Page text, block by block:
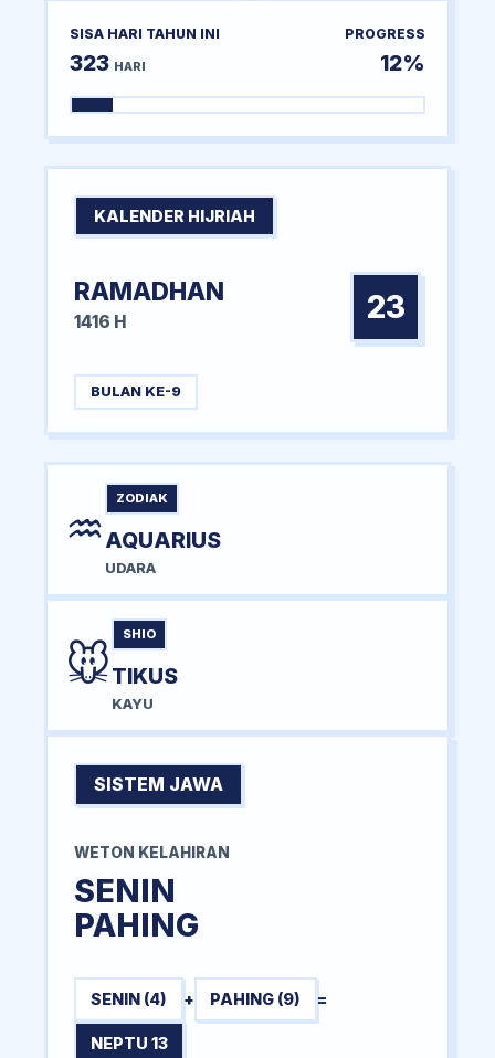
SISA HARI TAHUN INI
323 HARI
PROGRESS
12%
KALENDER HIJRIAH
RAMADHAN
1416 H 23
BULAN KE-9
♒
ZODIAK
AQUARIUS
UDARA
🐭
SHIO
TIKUS
KAYU
SISTEM JAWA
WETON KELAHIRAN
SENIN
PAHING
SENIN (4) + PAHING (9) =
NEPTU 13